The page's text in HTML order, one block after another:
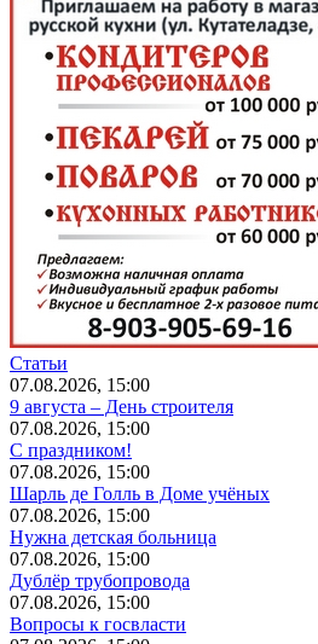
Статьи
07.08.2026, 15:00
9 августа – День строителя
07.08.2026, 15:00
С праздником!
07.08.2026, 15:00
Шарль де Голль в Доме учёных
07.08.2026, 15:00
Нужна детская больница
07.08.2026, 15:00
Дублёр трубопровода
07.08.2026, 15:00
Вопросы к госвласти